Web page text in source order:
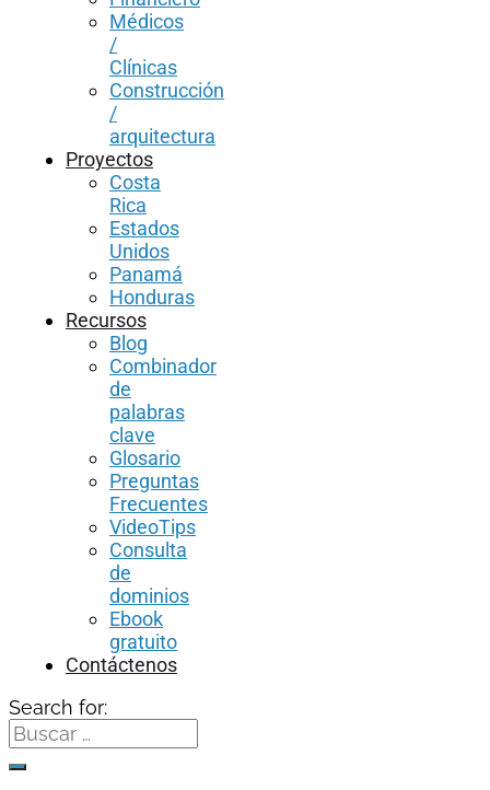
Médicos
/
Clínicas
Construcción
/
arquitectura
Proyectos
Costa
Rica
Estados
Unidos
Panamá
Honduras
Recursos
Blog
Combinador
de
palabras
clave
Glosario
Preguntas
Frecuentes
VideoTips
Consulta
de
dominios
Ebook
gratuito
Contáctenos
Search for: